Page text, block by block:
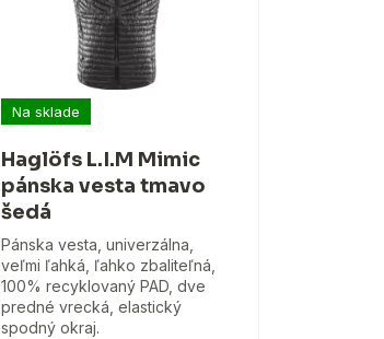
Na sklade
Haglöfs L.I.M Mimic
pánska vesta tmavo
šedá
Pánska vesta, univerzálna,
veľmi ľahká, ľahko zbaliteľná,
100% recyklovaný PAD, dve
predné vrecká, elastický
spodný okraj.